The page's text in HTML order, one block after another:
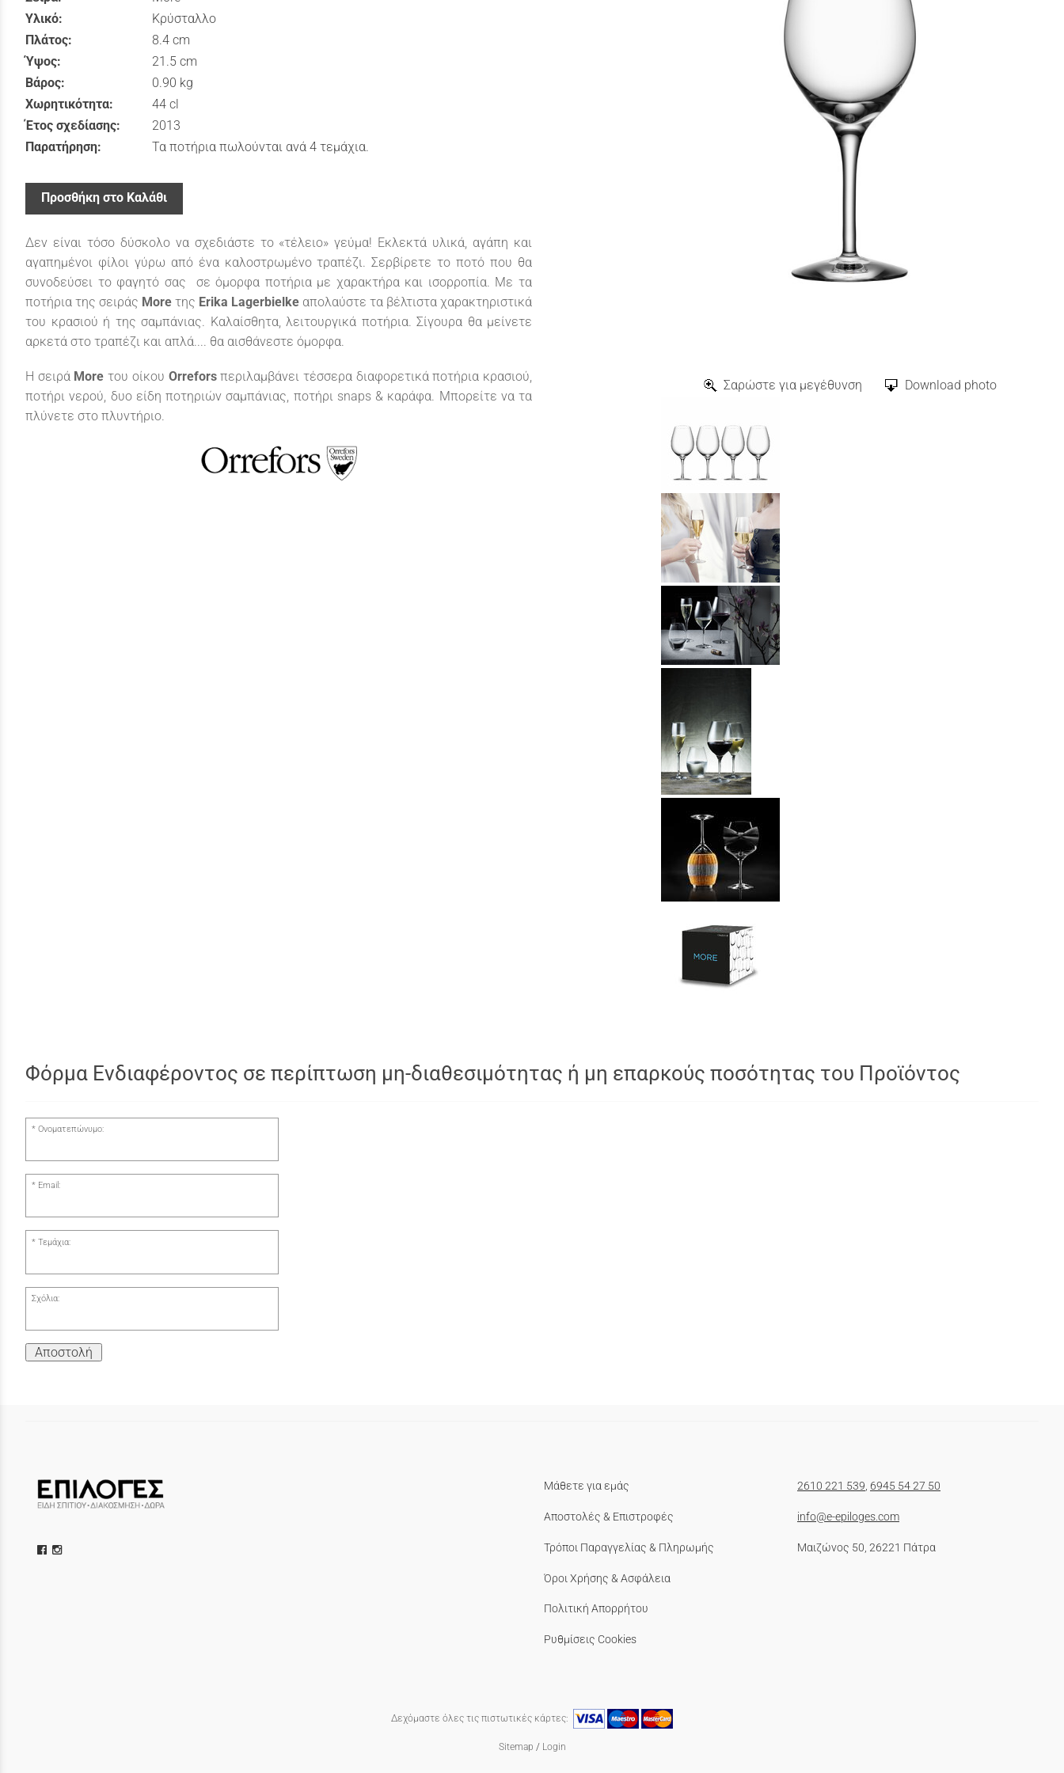
Σαρώστε για μεγέθυνση Download photo
Υλικό:
Κρύσταλλο
Πλάτος:
8.4 cm
Ύψος:
21.5 cm
Βάρος:
0.90 kg
Χωρητικότητα:
44 cl
Έτος σχεδίασης:
2013
Παρατήρηση:
Τα ποτήρια πωλούνται ανά 4 τεμάχια.
Προσθήκη στο Καλάθι
Δεν είναι τόσο δύσκολο να σχεδιάστε το «τέλειο» γεύμα! Εκλεκτά υλικά, αγάπη και
αγαπημένοι φίλοι γύρω από ένα καλοστρωμένο τραπέζι. Σερβίρετε το ποτό που θα
συνοδεύσει το φαγητό σας σε όμορφα ποτήρια με χαρακτήρα και ισορροπία. Με τα
ποτήρια της σειράς More της Erika Lagerbielke απολαύστε τα βέλτιστα χαρακτηριστικά
του κρασιού ή της σαμπάνιας. Καλαίσθητα, λειτουργικά ποτήρια. Σίγουρα θα μείνετε
αρκετά στο τραπέζι και απλά.... θα αισθάνεστε όμορφα.
Η σειρά More του οίκου Orrefors περιλαμβάνει τέσσερα διαφορετικά ποτήρια κρασιού,
ποτήρι νερού, δυο είδη ποτηριών σαμπάνιας, ποτήρι snaps & καράφα. Μπορείτε να τα
πλύνετε στο πλυντήριο.
Φόρμα Ενδιαφέροντος σε περίπτωση μη-διαθεσιμότητας ή μη επαρκούς ποσότητας του Προϊόντος
Ονοματεπώνυμο:
Email:
Τεμάχια:
Σχόλια:
Αποστολή
Μάθετε για εμάς
Αποστολές & Επιστροφές
Τρόποι Παραγγελίας & Πληρωμής
Όροι Χρήσης & Ασφάλεια
Πολιτική Απορρήτου
Ρυθμίσεις Cookies
2610 221 539 6945 54 27 50
info@e-epiloges.com
Μαιζώνος 50, 26221 Πάτρα
Δεχόμαστε όλες τις πιστωτικές κάρτες:
Sitemap / Login